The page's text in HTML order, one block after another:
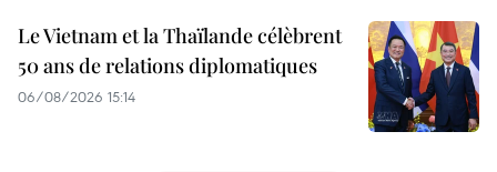
Le Vietnam et la Thaïlande célèbrent
50 ans de relations diplomatiques
06/08/2026 15:14